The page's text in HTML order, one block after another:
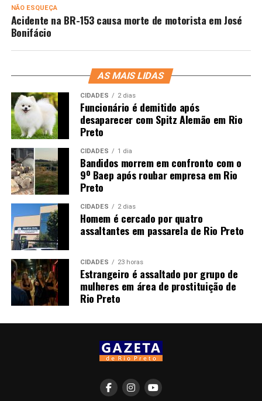
NÃO ESQUEÇA
Acidente na BR-153 causa morte de motorista em José
Bonifácio
AS MAIS LIDAS
CIDADES 2 dias
Funcionário é demitido após
desaparecer com Spitz Alemão em Rio
Preto
CIDADES 1 dia
Bandidos morrem em confronto com o
9º Baep após roubar empresa em Rio
Preto
CIDADES 2 dias
Homem é cercado por quatro
assaltantes em passarela de Rio Preto
CIDADES 23 horas
Estrangeiro é assaltado por grupo de
mulheres em área de prostituição de
Rio Preto